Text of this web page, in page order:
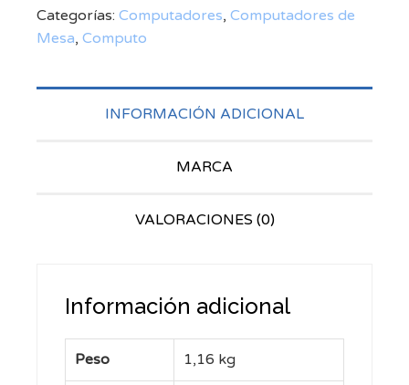
Categorías: Computadores, Computadores de
Mesa, Computo
INFORMACIÓN ADICIONAL
MARCA
VALORACIONES (0)
Información adicional
Peso 1,16 kg